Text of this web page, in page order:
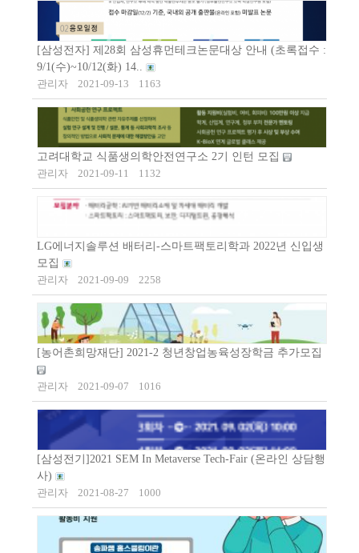
[삼성전자] 제28회 삼성휴먼테크논문대상 안내 (초록접수 :
9/1(수)~10/12(화) 14..
관리자
2021-09-13 1163
고려대학교 식품생의학안전연구소 2기 인턴 모집
관리자
2021-09-11 1132
LG에너지솔루션 배터리-스마트팩토리학과 2022년 신입생
모집
관리자
2021-09-09 2258
[농어촌희망재단] 2021-2 청년창업농육성장학금 추가모집
관리자 2021-09-07 1016
[삼성전기]2021 SEM In Metaverse Tech-Fair (온라인 상담행
사)
관리자
2021-08-27 1000